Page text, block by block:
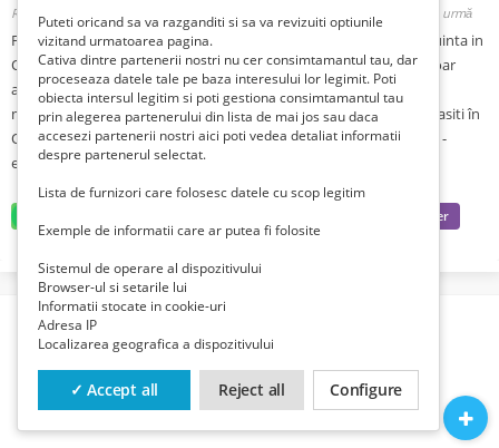
Romania, Constanta, Constanta, Medeea, Publicat 1 săptămână în urmă în urmă
Familie oferim ingrijire la persoana in etate,pentru mostenire locuinta in
Orasul Constanta - 0749.928.504 CITITI,VA ROG,TOT ANUNTUL.(doar
apeluri telefonice și whatsapp). Va multumesc!.Oferim seriozitate
maxima,ingrijire completa cu contract la notar. Pentru relații ne gasiti în
Orasul Constanta.Str.Samuel Micu Klein,nr.15,sau la 0749.928.504 -
email. navircanicoleta@gmail.com
Puteti oricand sa va razganditi si sa va revizuiti optiunile
vizitand urmatoarea pagina.
Cativa dintre partenerii nostri nu cer consimtamantul tau, dar
proceseaza datele tale pe baza interesului lor legimit. Poti
obiecta intersul legitim si poti gestiona consimtamantul tau
prin alegerea partenerului din lista de mai jos sau daca
accesezi partenerii nostri aici poti vedea detaliat informatii
despre partenerul selectat.
Lista de furnizori care folosesc datele cu scop legitim
Exemple de informatii care ar putea fi folosite
Sistemul de operare al dispozitivului
Browser-ul si setarile lui
Informatii stocate in cookie-uri
Adresa IP
Localizarea geografica a dispozitivului
✓ Accept all Reject all Configure